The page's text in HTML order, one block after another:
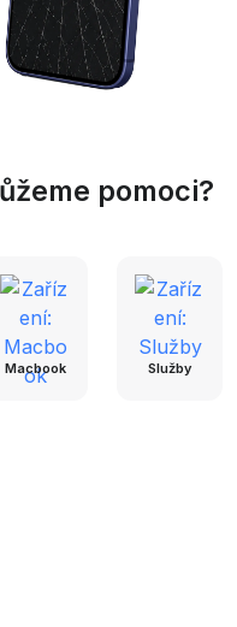
pomoci?
Macbook Služby